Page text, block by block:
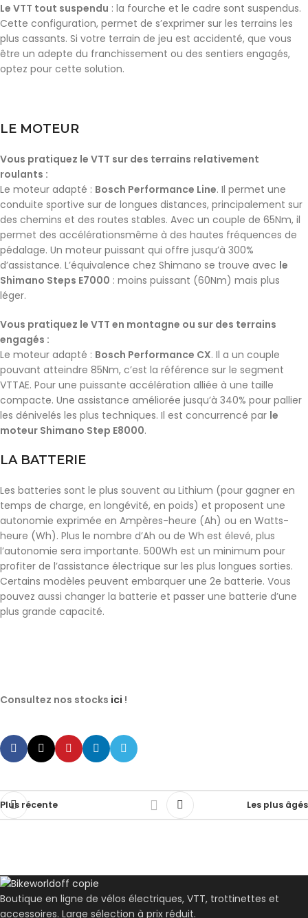
Le VTT tout suspendu : la fourche et le cadre sont suspendus.
Cette configuration, permet de s’exprimer sur les terrains les
plus cassants. Si votre terrain de jeu est accidenté, que vous
être un adepte du franchissement ou des sentiers engagés,
optez pour cette solution.
LE MOTEUR
Vous pratiquez le VTT sur des terrains relativement
roulants :
Le moteur adapté : Bosch Performance Line. Il permet une
conduite sportive sur de longues distances, principalement sur
des chemins et des routes stables. Avec un couple de 65Nm, il
permet des accélérationsmême à des hautes fréquences de
pédalage. Un moteur puissant qui offre jusqu’à 300%
d’assistance. L’équivalence chez Shimano se trouve avec le
Shimano Steps E7000 : moins puissant (60Nm) mais plus
léger.
Vous pratiquez le VTT en montagne ou sur des terrains
engagés :
Le moteur adapté : Bosch Performance CX. Il a un couple
pouvant atteindre 85Nm, c’est la référence sur le segment
VTTAE. Pour une puissante accélération alliée à une taille
compacte. Une assistance améliorée jusqu’à 340% pour pallier
les dénivelés les plus techniques. Il est concurrencé par le
moteur Shimano Step E8000.
LA BATTERIE
Les batteries sont le plus souvent au Lithium (pour gagner en
temps de charge, en longévité, en poids) et proposent une
autonomie exprimée en Ampères-heure (Ah) ou en Watts-
heure (Wh). Plus le nombre d’Ah ou de Wh est élevé, plus
l’autonomie sera importante. 500Wh est un minimum pour
profiter de l’assistance électrique sur les plus longues sorties.
Certains modèles peuvent embarquer une 2e batterie. Vous
pouvez aussi changer la batterie et passer une batterie d’une
plus grande capacité.
Consultez nos stocks ici !
Plus récente Les plus âgés
Boutique en ligne de vélos électriques, VTT, trottinettes et
accessoires. Large sélection à prix réduit.